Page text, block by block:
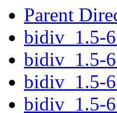
Parent
bidiv_1.5-
bidiv_1.5-
bidiv_1.5-
bidiv_1.5-